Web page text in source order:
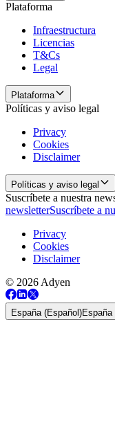
Plataforma
Infraestructura
Licencias
T&Cs
Legal
Plataforma
Políticas y aviso legal
Privacy
Cookies
Disclaimer
Políticas y aviso legal
Suscríbete a nuestra
newsletterSuscríbete a
Privacy
Cookies
Disclaimer
© 2026 Adyen
España (Español)